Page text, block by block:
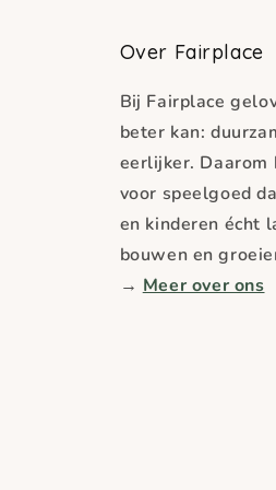
Over Fairplace
Bij Fairplace
beter kan:
eerlijker. Daarom
voor speelgoed
en kinderen écht
bouwen en
→ Meer over ons